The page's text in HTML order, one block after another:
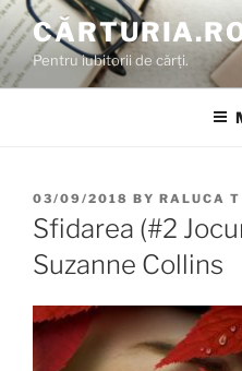
Skip
to
contentPentru iubitorii de cărți.
POSTED
ON
03/09/2018 BY RALUCA T
Sfidarea (#2
Suzanne Collins